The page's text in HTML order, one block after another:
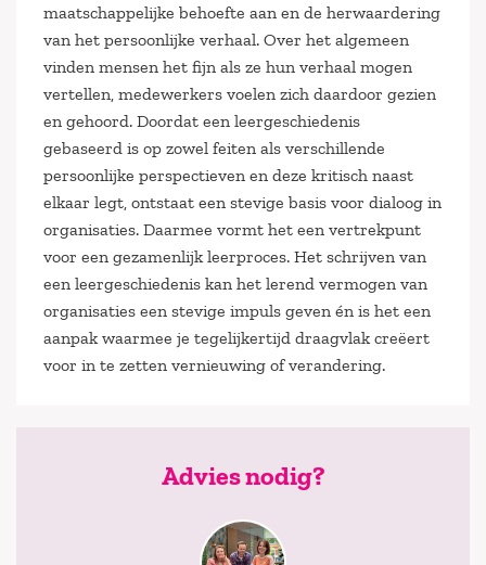
maatschappelijke behoefte aan en de herwaardering
van het persoonlijke verhaal. Over het algemeen
vinden mensen het fijn als ze hun verhaal mogen
vertellen, medewerkers voelen zich daardoor gezien
en gehoord. Doordat een leergeschiedenis
gebaseerd is op zowel feiten als verschillende
persoonlijke perspectieven en deze kritisch naast
elkaar legt, ontstaat een stevige basis voor dialoog in
organisaties. Daarmee vormt het een vertrekpunt
voor een gezamenlijk leerproces. Het schrijven van
een leergeschiedenis kan het lerend vermogen van
organisaties een stevige impuls geven én is het een
aanpak waarmee je tegelijkertijd draagvlak creëert
voor in te zetten vernieuwing of verandering.
Advies nodig?